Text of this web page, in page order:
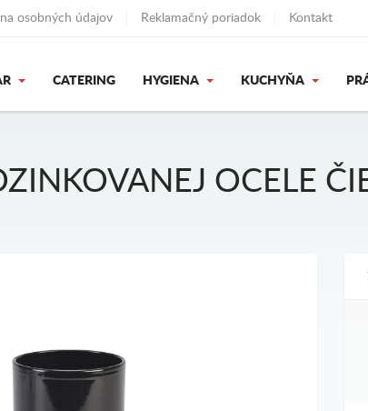
osobných údajov Reklamačný poriadok Kontakt
CATERING HYGIENA KUCHYŇA
OCELE